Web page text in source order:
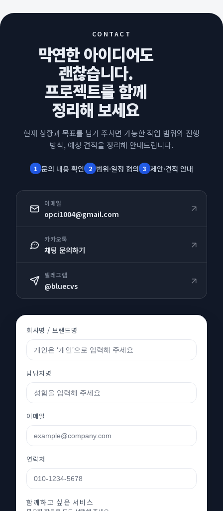
CONTACT
막연한 아이디어도
괜찮습니다.
프로젝트를 함께
정리해 보세요
현재 상황과 목표를 남겨 주시면 가능한 작업 범위와 진행
방식, 예상 견적을 정리해 안내드립니다.
1 문의 내용 확인 2 범위·일정 협의 3 제안·견적 안내
이메일
opci1004@gmail.com
카카오톡
채팅 문의하기
텔레그램
@bluecvs
회사명 / 브랜드명
담당자명
이메일
연락처
함께하고 싶은 서비스